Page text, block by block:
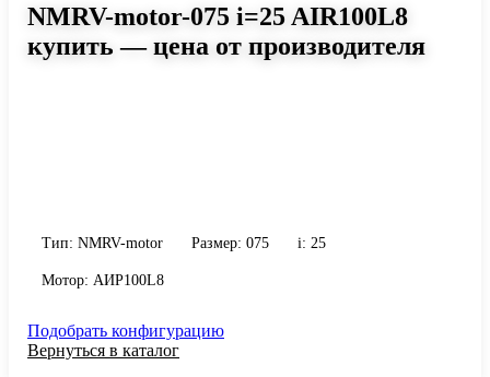
NMRV-motor-075 i=25 AIR100L8
купить — цена от производителя
Тип: NMRV-motor Размер: 075 i: 25
Мотор: АИР100L8
Подобрать конфигурацию
Вернуться в каталог